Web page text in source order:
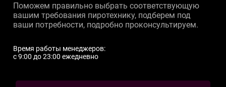
Поможем правильно выбрать соответствующую
вашим требования пиротехнику, подберем под
ваши потребности, подробно проконсультируем.
Время работы менеджеров:
c 9:00 до 23:00 ежедневно